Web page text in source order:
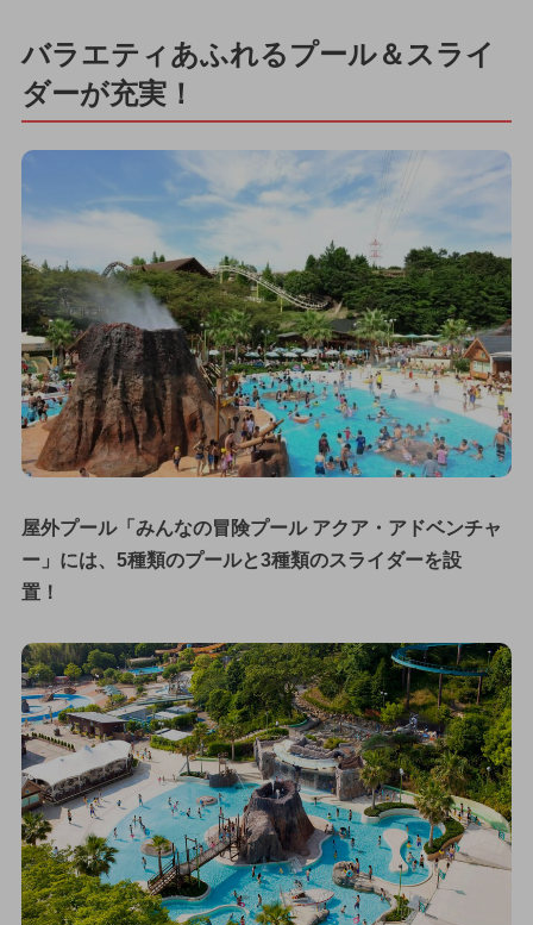
バラエティあふれるプール＆スライ
ダーが充実！
屋外プール「みんなの冒険プール アクア・アドベンチャ
ー」には、5種類のプールと3種類のスライダーを設
置！